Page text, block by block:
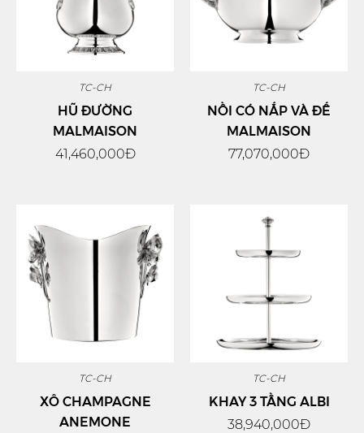
TC-CH
HŨ ĐƯỜNG
MALMAISON
41,460,000Đ
TC-CH
NỒI CÓ NẮP VÀ ĐẾ
MALMAISON
77,070,000Đ
TC-CH
XÔ CHAMPAGNE
ANEMONE
TC-CH
KHAY 3 TẦNG ALBI
38,940,000Đ